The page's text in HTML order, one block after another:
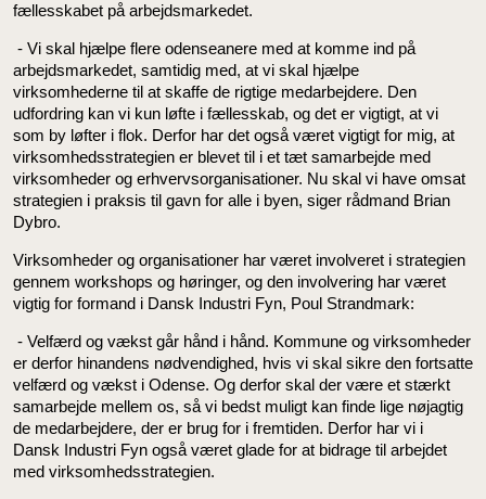
fællesskabet på arbejdsmarkedet.
- Vi skal hjælpe flere odenseanere med at komme ind på
arbejdsmarkedet, samtidig med, at vi skal hjælpe
virksomhederne til at skaffe de rigtige medarbejdere. Den
udfordring kan vi kun løfte i fællesskab, og det er vigtigt, at vi
som by løfter i flok. Derfor har det også været vigtigt for mig, at
virksomhedsstrategien er blevet til i et tæt samarbejde med
virksomheder og erhvervsorganisationer. Nu skal vi have omsat
strategien i praksis til gavn for alle i byen, siger rådmand Brian
Dybro.
Virksomheder og organisationer har været involveret i strategien
gennem workshops og høringer, og den involvering har været
vigtig for formand i Dansk Industri Fyn, Poul Strandmark:
- Velfærd og vækst går hånd i hånd. Kommune og virksomheder
er derfor hinandens nødvendighed, hvis vi skal sikre den fortsatte
velfærd og vækst i Odense. Og derfor skal der være et stærkt
samarbejde mellem os, så vi bedst muligt kan finde lige nøjagtig
de medarbejdere, der er brug for i fremtiden. Derfor har vi i
Dansk Industri Fyn også været glade for at bidrage til arbejdet
med virksomhedsstrategien.